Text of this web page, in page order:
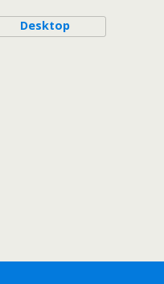
Desktop